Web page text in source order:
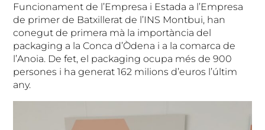
Funcionament de l’Empresa i Estada a l’Empresa
de primer de Batxillerat de l’INS Montbui, han
conegut de primera mà la importància del
packaging a la Conca d’Òdena i a la comarca de
l’Anoia. De fet, el packaging ocupa més de 900
persones i ha generat 162 milions d’euros l’últim
any.